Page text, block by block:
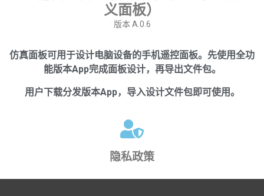
义面板）
版本 A.0.6
仿真面板可用于设计电脑设备的手机遥控面板。先使用全功
能版本App完成面板设计，再导出文件包。
用户下载分发版本App，导入设计文件包即可使用。
隐私政策